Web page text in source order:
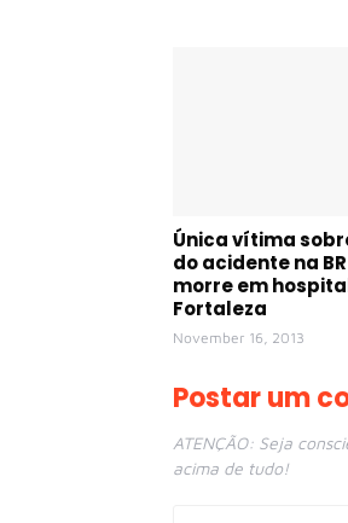
Única vítima
do acidente na
morre em
Fortaleza
November 16, 2013
Postar um
ATENÇÃO: Seja
acima de tudo!